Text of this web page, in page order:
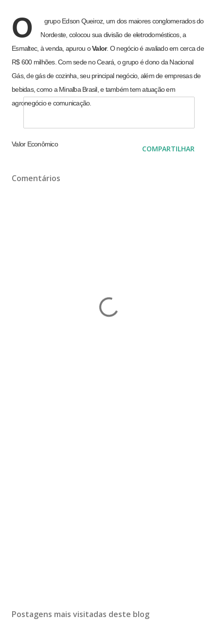
O
grupo Edson Queiroz, um dos maiores conglomerados do
Nordeste, colocou sua divisão de eletrodomésticos, a
Esmaltec, à venda, apurou o Valor. O negócio é avaliado em cerca de
R$ 600 milhões. Com sede no Ceará, o grupo é dono da Nacional
Gás, de gás de cozinha, seu principal negócio, além de empresas de
bebidas, como a Minalba Brasil, e também tem atuação em
agronegócio e comunicação.
Valor Econômico COMPARTILHAR
Comentários
Postagens mais visitadas deste blog